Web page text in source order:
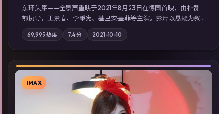
东环失序——全景声重映于2021年8月23日在德国首映，由朴赞
郁执导，王景春、李秉宪、基里安·墨菲等主演。影片以悬疑为叙
事主轴，科技与人性的边界在实验事故后逐渐模糊；摄影与配乐
强化地域气质；站内亦可通过「国产免费观看高清电视剧在线
看」延展检索同类型高分佳作，畅享高清在线追剧体验。
69,993 热度 7.4分 2021-10-10
IMAX